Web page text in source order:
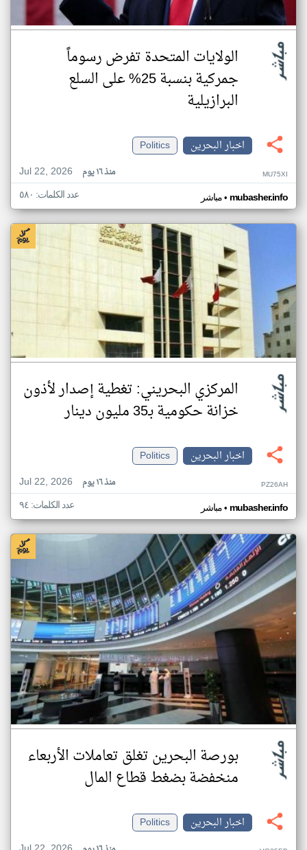
الولايات المتحدة تفرض رسوماً
جمركية بنسبة 25% على السلع
البرازيلية
اخبار البحرين
Politics
Jul 22, 2026
منذ ١٦ يوم MU75XI
مباشر• mubasher.info عدد الكلمات: ٥٨٠
المركزي البحريني: تغطية إصدار لأذون
خزانة حكومية بـ35 مليون دينار
اخبار البحرين
Politics
Jul 22, 2026
منذ ١٦ يوم PZ26AH
مباشر• mubasher.info عدد الكلمات: ٩٤
بورصة البحرين تغلق تعاملات الأربعاء
منخفضة بضغط قطاع المال
اخبار البحرين
Politics